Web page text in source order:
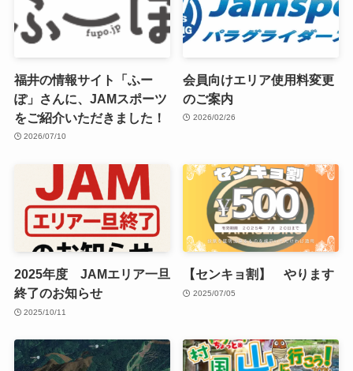
福井の情報サイト「ふー
ぽ」さんに、JAMスポーツ
をご紹介いただきました！
2026/07/10
会員向けエリア使用料変更
のご案内
2026/02/26
2025年度 JAMエリア一旦
終了のお知らせ
2025/10/11
【センキョ割】 やります
2025/07/05